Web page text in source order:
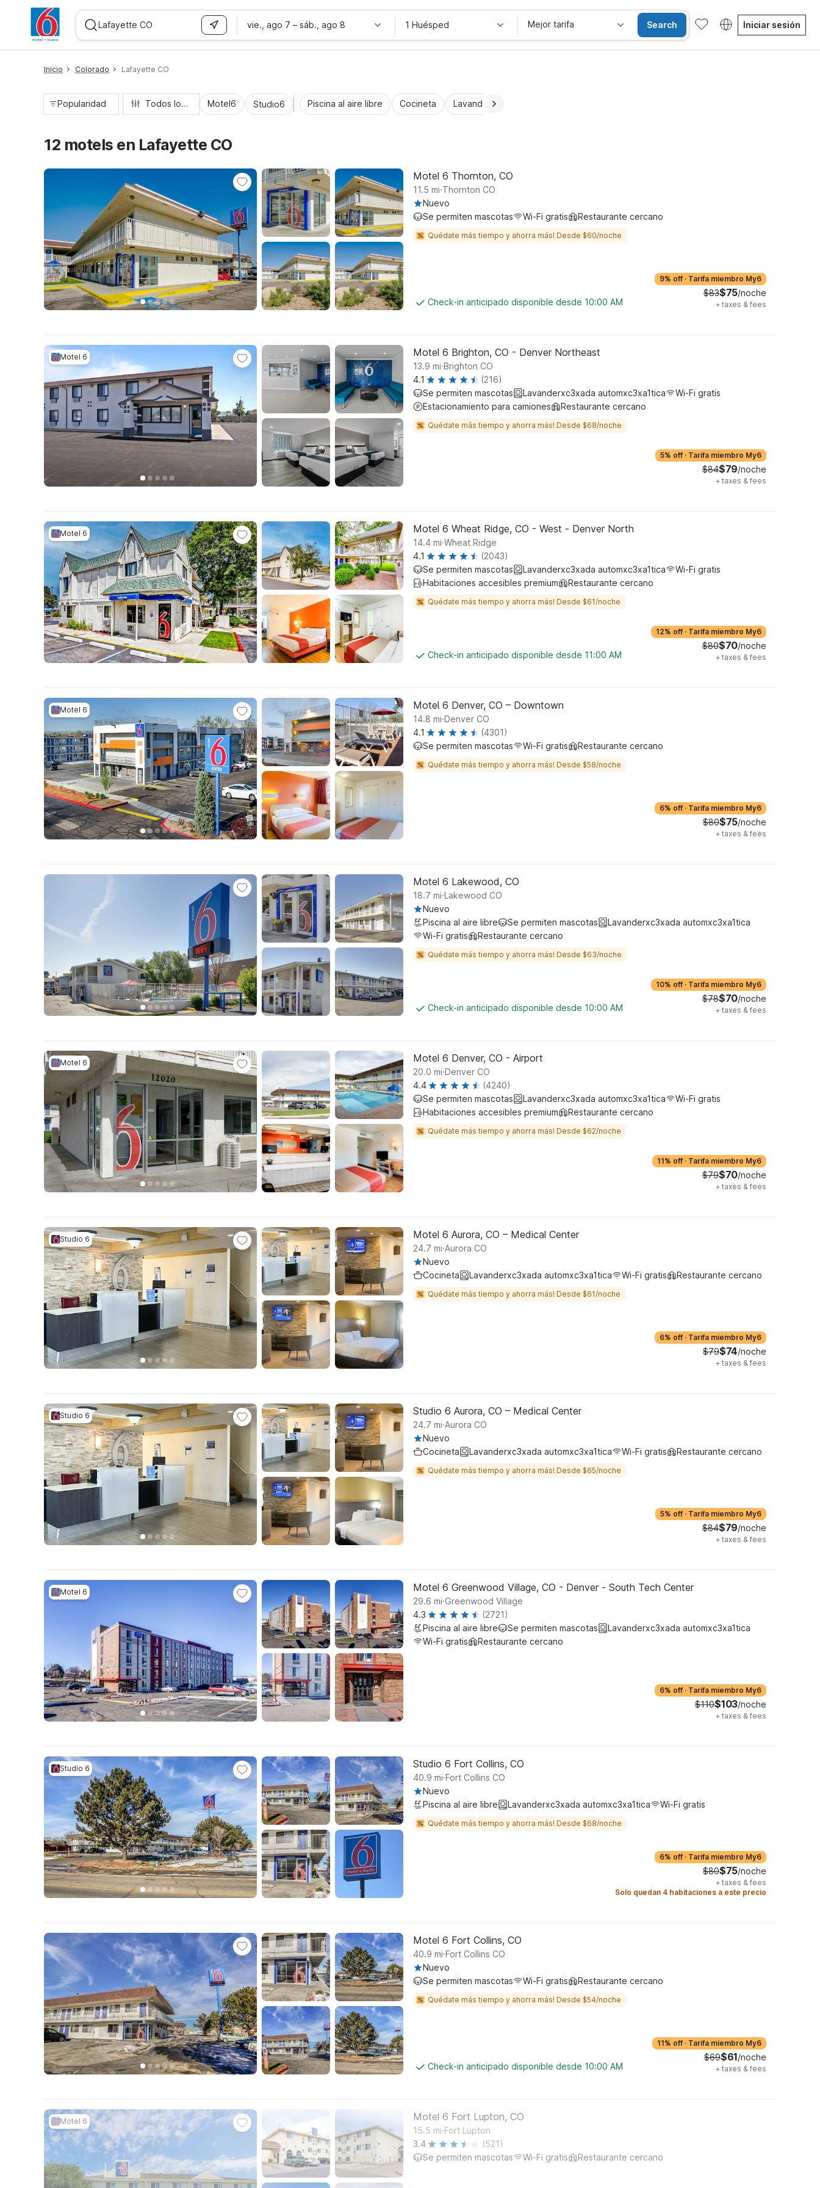
vie., ago 7 – sáb., ago 8 1 Huésped Mejor tarifa Search Iniciar sesión
Inicio Colorado Lafayette CO
Popularidad Todos los filtros Motel6 Studio6 Piscina al aire libre Cocineta Lavandería automática
12 motels en Lafayette CO
Motel 6 Thornton, CO
11.5 mi.Thornton CO
Nuevo
Se permiten mascotas
Wi-Fi gratis Restaurante cercano
Quédate más tiempo y ahorra más! Desde $60/noche
Check-in anticipado disponible desde 10:00 AM
9% off · Tarifa miembro My6
$83$75/noche
+ taxes & fees
Motel 6 Motel 6 Brighton, CO - Denver Northeast
13.9 mi.Brighton CO
4.1
(216)
Se permiten mascotas
Lavanderxc3xada automxc3xa1tica
Wi-Fi gratis
Estacionamiento para camiones
Restaurante cercano
Quédate más tiempo y ahorra más! Desde $68/noche
5% off · Tarifa miembro My6
$84$79/noche
+ taxes & fees
Motel 6 Motel 6 Wheat Ridge, CO - West - Denver North
14.4 mi.Wheat Ridge
4.1
(2043)
Se permiten mascotas
Lavanderxc3xada automxc3xa1tica
Wi-Fi gratis
Habitaciones accesibles premium
Restaurante cercano
Quédate más tiempo y ahorra más! Desde $61/noche
Check-in anticipado disponible desde 11:00 AM
12% off · Tarifa miembro My6
$80$70/noche
+ taxes & fees
Motel 6 Motel 6 Denver, CO – Downtown
14.8 mi.Denver CO
4.1
(4301)
Se permiten mascotas
Wi-Fi gratis Restaurante cercano
Quédate más tiempo y ahorra más! Desde $58/noche
6% off · Tarifa miembro My6
$80$75/noche
+ taxes & fees
Motel 6 Lakewood, CO
18.7 mi.Lakewood CO
Nuevo
Piscina al aire libre
Se permiten mascotas
Lavanderxc3xada automxc3xa1tica
Wi-Fi gratis
Restaurante cercano
Quédate más tiempo y ahorra más! Desde $63/noche
Check-in anticipado disponible desde 10:00 AM
10% off · Tarifa miembro My6
$78$70/noche
+ taxes & fees
Motel 6 Motel 6 Denver, CO - Airport
20.0 mi.Denver CO
4.4
(4240)
Se permiten mascotas
Lavanderxc3xada automxc3xa1tica
Wi-Fi gratis
Habitaciones accesibles premium
Restaurante cercano
Quédate más tiempo y ahorra más! Desde $62/noche
11% off · Tarifa miembro My6
$79$70/noche
+ taxes & fees
Studio 6 Motel 6 Aurora, CO – Medical Center
24.7 mi.Aurora CO
Nuevo
Cocineta
Lavanderxc3xada automxc3xa1tica Wi-Fi gratis Restaurante cercano
Quédate más tiempo y ahorra más! Desde $61/noche
6% off · Tarifa miembro My6
$79$74/noche
+ taxes & fees
Studio 6 Studio 6 Aurora, CO – Medical Center
24.7 mi.Aurora CO
Nuevo
Cocineta
Lavanderxc3xada automxc3xa1tica Wi-Fi gratis Restaurante cercano
Quédate más tiempo y ahorra más! Desde $65/noche
5% off · Tarifa miembro My6
$84$79/noche
+ taxes & fees
Motel 6 Motel 6 Greenwood Village, CO - Denver - South Tech Center
29.6 mi.Greenwood Village
4.3
(2721)
Piscina al aire libre
Se permiten mascotas
Lavanderxc3xada automxc3xa1tica
Wi-Fi gratis
Restaurante cercano
6% off · Tarifa miembro My6
$110$103/noche
+ taxes & fees
Studio 6 Studio 6 Fort Collins, CO
40.9 mi.Fort Collins CO
Nuevo
Piscina al aire libre
Lavanderxc3xada automxc3xa1tica Wi-Fi gratis
Quédate más tiempo y ahorra más! Desde $68/noche
6% off · Tarifa miembro My6
$80$75/noche
+ taxes & fees
Solo quedan 4 habitaciones a este precio
Motel 6 Fort Collins, CO
40.9 mi.Fort Collins CO
Nuevo
Se permiten mascotas
Wi-Fi gratis Restaurante cercano
Quédate más tiempo y ahorra más! Desde $54/noche
Check-in anticipado disponible desde 10:00 AM
11% off · Tarifa miembro My6
$69$61/noche
+ taxes & fees
Motel 6 Motel 6 Fort Lupton, CO
15.5 mi.Fort Lupton
3.4
(521)
Se permiten mascotas
Wi-Fi gratis Restaurante cercano